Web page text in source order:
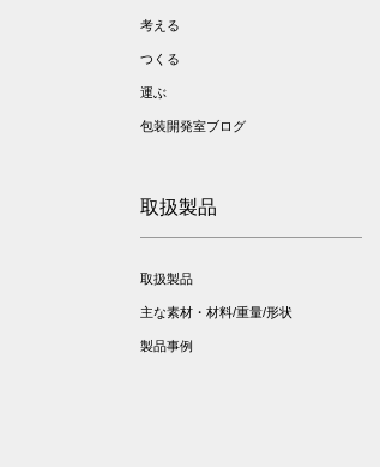
考える
つくる
運ぶ
包装開発室ブログ
取扱製品
取扱製品
主な素材・材料/重量/形状
製品事例